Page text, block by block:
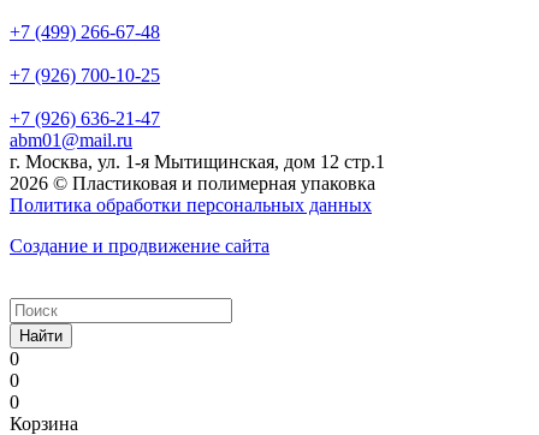
+7 (499) 266-67-48
+7 (926) 700-10-25
+7 (926) 636-21-47
abm01@mail.ru
г. Москва, ул. 1-я Мытищинская, дом 12 стр.1
2026 © Пластиковая и полимерная упаковка
Политика обработки персональных данных
Создание и продвижение сайта
Найти
0
0
0
Корзина